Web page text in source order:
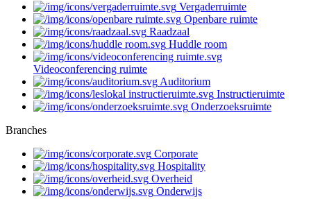
Vergaderruimte
Openbare ruimte
Raadzaal
Huddle room
Videoconferencing ruimte
Auditorium
Instructieruimte
Onderzoeksruimte
Branches
Corporate
Hospitality
Overheid
Onderwijs